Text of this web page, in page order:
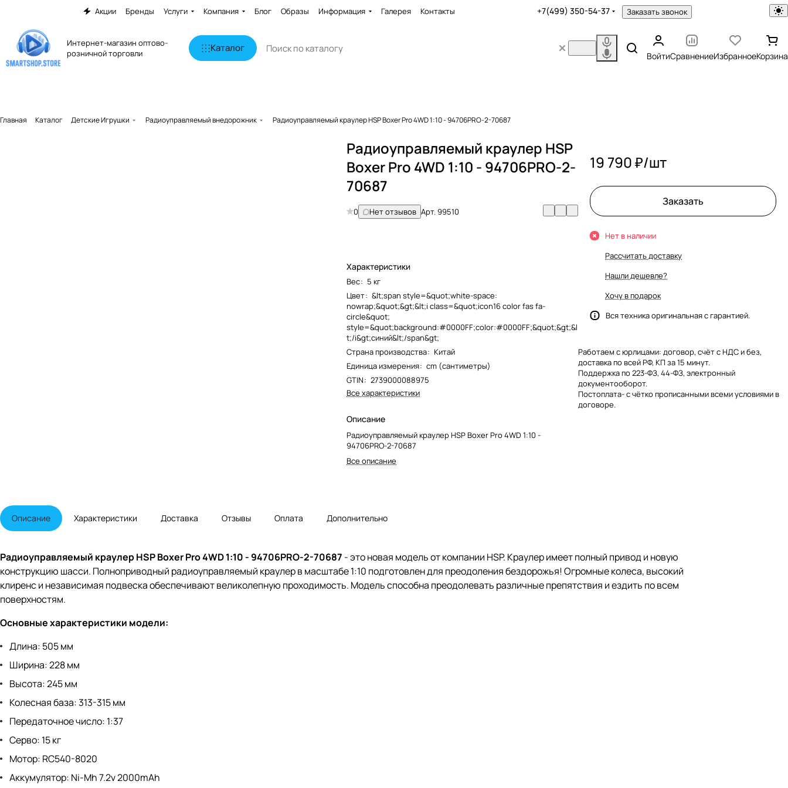
Акции Бренды Услуги Компания Блог Образы Информация Галерея Контакты +7(499) 350-54-37 Заказать звонок
Интернет-магазин оптово-
розничной торговли
Каталог
ВойтиСравнениеИзбранноеКорзина
Главная Каталог Детские Игрушки Радиоуправляемый внедорожник Радиоуправляемый краулер HSP Boxer Pro 4WD 1:10 - 94706PRO-2-70687
Радиоуправляемый краулер HSP
Boxer Pro 4WD 1:10 - 94706PRO-2-
70687
0 Нет отзывов Арт.99510
Характеристики
Вес: 5 кг
Цвет: &lt;span style=&quot;white-space:
nowrap;&quot;&gt;&lt;i class=&quot;icon16 color fas fa-
circle&quot;
style=&quot;background:#0000FF;color:#0000FF;&quot;&gt;&l
t;/i&gt;синий&lt;/span&gt;
Страна производства: Китай
Единица измерения: cm (сантиметры)
GTIN: 2739000088975
Все характеристики
Описание
Радиоуправляемый краулер HSP Boxer Pro 4WD 1:10 -
94706PRO-2-70687
Все описание
19 790 ₽/шт
Заказать
Нет в наличии
Рассчитать доставку
Нашли дешевле?
Хочу в подарок
Вся техника оригинальная с гарантией.
Работаем с юрлицами: договор, счёт с НДС и без,
доставка по всей РФ, КП за 15 минут.
Поддержка по 223-ФЗ, 44-ФЗ, электронный
документооборот.
Постоплата- с чётко прописанными всеми условиями в
договоре.
Описание Характеристики Доставка Отзывы Оплата Дополнительно
Радиоуправляемый краулер HSP Boxer Pro 4WD 1:10 - 94706PRO-2-70687 - это новая модель от компании HSP. Краулер имеет полный привод и новую
конструкцию шасси. Полноприводный радиоуправляемый краулер в масштабе 1:10 подготовлен для преодоления бездорожья! Огромные колеса, высокий
клиренс и независимая подвеска обеспечивают великолепную проходимость. Модель способна преодолевать различные препятствия и ездить по всем
поверхностям.
Основные характеристики модели:
Длина: 505 мм
Ширина: 228 мм
Высота: 245 мм
Колесная база: 313-315 мм
Передаточное число: 1:37
Серво: 15 кг
Мотор: RC540-8020
Аккумулятор: Ni-Mh 7.2v 2000mAh